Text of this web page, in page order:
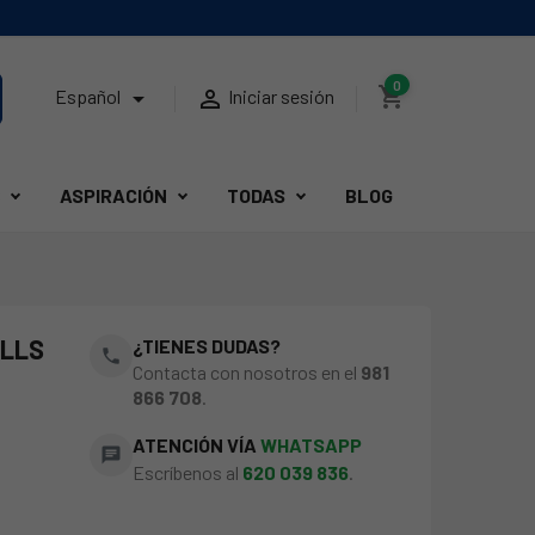
Español   Iniciar sesión shopping_cart
0
ASPIRACIÓN TODAS BLOG
phone
¿TIENES DUDAS?
Contacta con nosotros en el 981
866 708.
chat ATENCIÓN VÍAWHATSAPP
Escríbenos al 620 039 836